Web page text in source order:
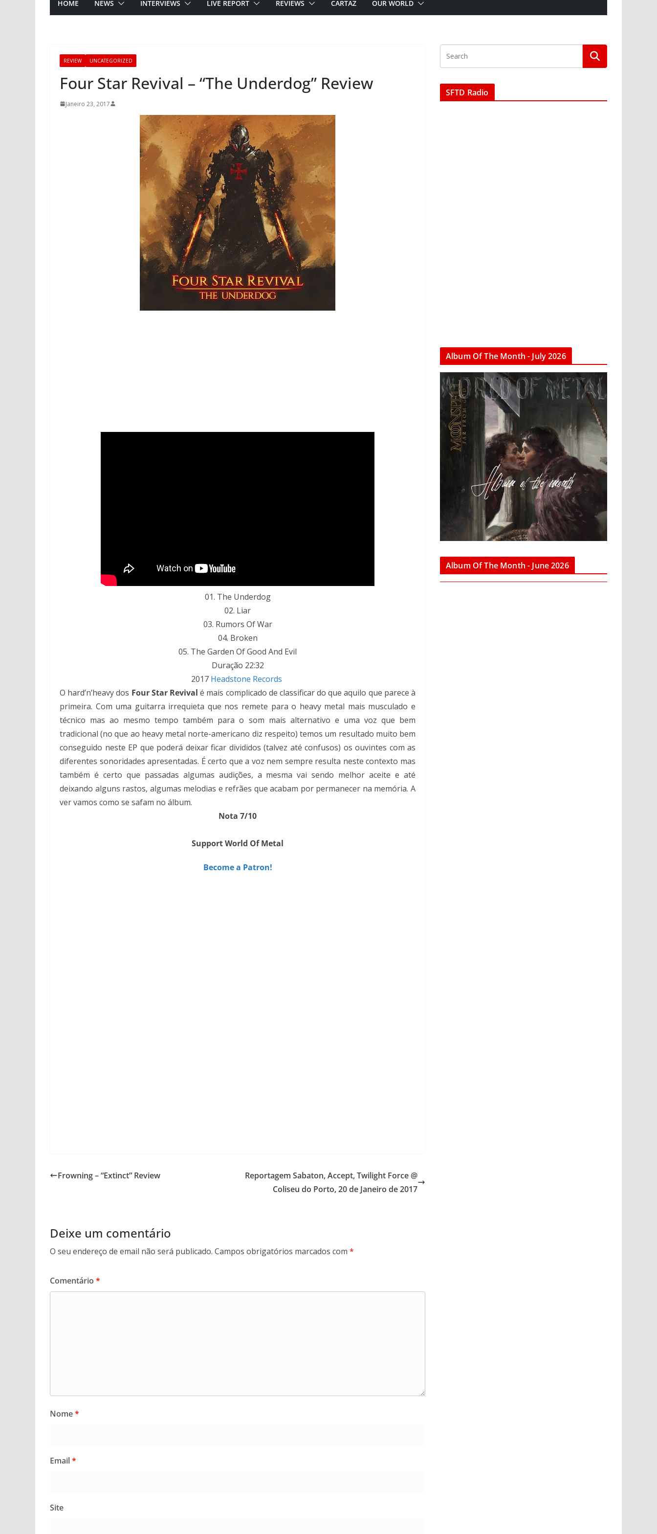
HOME NEWS INTERVIEWS LIVE REPORT REVIEWS CARTAZ OUR WORLD
REVIEW UNCATEGORIZED
Four Star Revival – “The Underdog” Review
Janeiro 23, 2017
01. The Underdog
02. Liar
03. Rumors Of War
04. Broken
05. The Garden Of Good And Evil
Duração 22:32
2017 Headstone Records
O hard’n’heavy dos Four Star Revival é mais complicado de classificar do que aquilo que parece à
primeira. Com uma guitarra irrequieta que nos remete para o heavy metal mais musculado e
técnico mas ao mesmo tempo também para o som mais alternativo e uma voz que bem
tradicional (no que ao heavy metal norte-americano diz respeito) temos um resultado muito bem
conseguido neste EP que poderá deixar ficar divididos (talvez até confusos) os ouvintes com as
diferentes sonoridades apresentadas. É certo que a voz nem sempre resulta neste contexto mas
também é certo que passadas algumas audições, a mesma vai sendo melhor aceite e até
deixando alguns rastos, algumas melodias e refrães que acabam por permanecer na memória. A
ver vamos como se safam no álbum.
Nota 7/10
Support World Of Metal
Become a Patron!
Frowning – “Extinct” Review
Reportagem Sabaton, Accept, Twilight Force @
Coliseu do Porto, 20 de Janeiro de 2017
Deixe um comentário
O seu endereço de email não será publicado. Campos obrigatórios marcados com *
Comentário *
Nome*
Email*
Site
SFTD Radio
Album Of The Month - July 2026
Album Of The Month - June 2026